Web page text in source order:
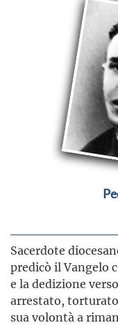
Sacerdote
predicò il Vangelo
e la dedizione
arrestato,
sua volontà a